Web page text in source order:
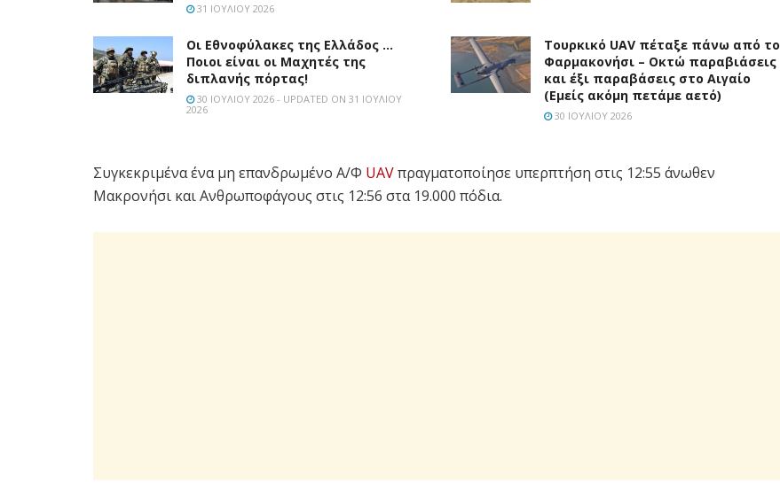
31 ΙΟΥΛΊΟΥ 2026
Οι Εθνοφύλακες της Ελλάδος …
Ποιοι είναι οι Μαχητές της
διπλανής πόρτας!
30 ΙΟΥΛΊΟΥ 2026 - UPDATED ON 31 ΙΟΥΛΊΟΥ
2026
Τουρκικό UAV πέταξε πάνω από το
Φαρμακονήσι – Οκτώ παραβιάσεις
και έξι παραβάσεις στο Αιγαίο
(Εμείς ακόμη πετάμε αετό)
30 ΙΟΥΛΊΟΥ 2026
Συγκεκριμένα ένα μη επανδρωμένο A/Φ UAVπραγματοποίησε υπερπτήση στις 12:55 άνωθεν
Μακρονήσι και Ανθρωποφάγους στις 12:56 στα 19.000 πόδια.